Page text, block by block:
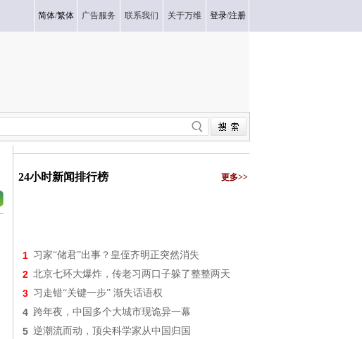
简体/繁体 广告服务 联系我们 关于万维 登录/注册
24小时新闻排行榜 更多>>
1 习家“储君”出事？皇侄齐明正突然消失
2 北京七环大爆炸，传老习两口子躲了整整两天
3 习走错“关键一步” 渐失话语权
4 跨年夜，中国多个大城市现诡异一幕
5 逆潮流而动，顶尖科学家从中国归国